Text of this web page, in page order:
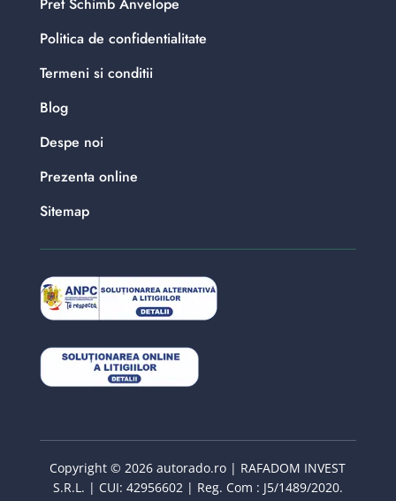
Politica de confidentialitate
Termeni si conditii
Blog
Despe noi
Prezenta online
Sitemap
Copyright © 2026 autorado.ro | RAFADOM INVEST
S.R.L. | CUI: 42956602 | Reg. Com : J5/1489/2020.